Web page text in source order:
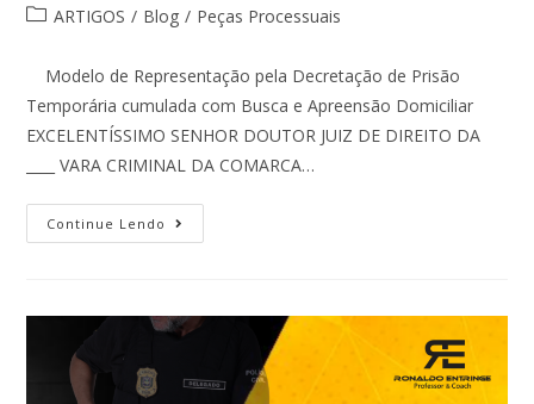
ARTIGOS / Blog / Peças Processuais
Modelo de Representação pela Decretação de Prisão
Temporária cumulada com Busca e Apreensão Domiciliar
EXCELENTÍSSIMO SENHOR DOUTOR JUIZ DE DIREITO DA
____ VARA CRIMINAL DA COMARCA…
Continue Lendo